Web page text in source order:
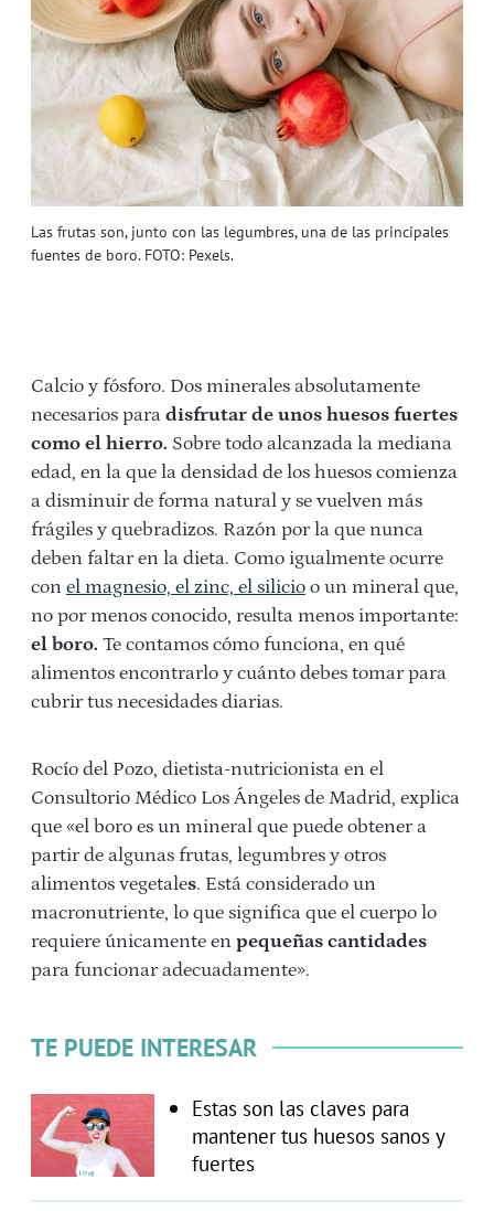
Las frutas son, junto con las legumbres, una de las principales
fuentes de boro. FOTO: Pexels.
Calcio y fósforo. Dos minerales absolutamente
necesarios para disfrutar de unos huesos fuertes
como el hierro. Sobre todo alcanzada la mediana
edad, en la que la densidad de los huesos comienza
a disminuir de forma natural y se vuelven más
frágiles y quebradizos. Razón por la que nunca
deben faltar en la dieta. Como igualmente ocurre
con el magnesio, el zinc, el silicio o un mineral que,
no por menos conocido, resulta menos importante:
el boro. Te contamos cómo funciona, en qué
alimentos encontrarlo y cuánto debes tomar para
cubrir tus necesidades diarias.
Rocío del Pozo, dietista-nutricionista en el
Consultorio Médico Los Ángeles de Madrid, explica
que «el boro es un mineral que puede obtener a
partir de algunas frutas, legumbres y otros
alimentos vegetales. Está considerado un
macronutriente, lo que significa que el cuerpo lo
requiere únicamente en pequeñas cantidades
para funcionar adecuadamente».
TE PUEDE INTERESAR
Estas son las claves para
mantener tus huesos sanos y
fuertes